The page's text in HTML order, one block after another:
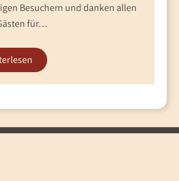
Besuchern und danken allen
für…